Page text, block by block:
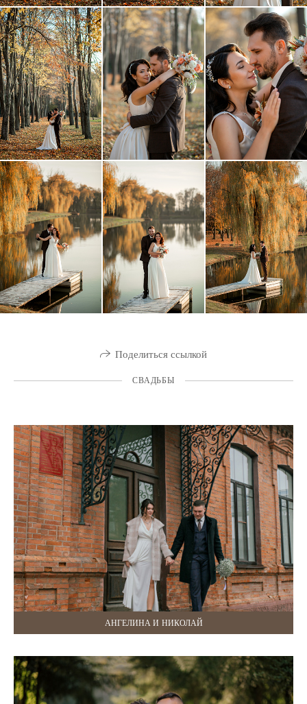
Поделиться ссылкой
СВАДЬБЫ
АНГЕЛИНА И НИКОЛАЙ